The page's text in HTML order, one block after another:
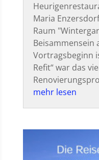
Maria
Raum
Beisammensein
Vortragsbeginn
Refit“ war das
mehr lesen